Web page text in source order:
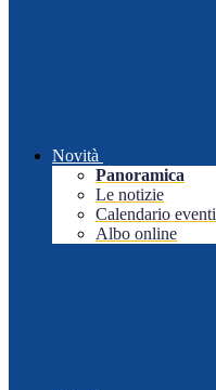
Novità
Panoramica
Le notizie
Calendario eventi
Albo online